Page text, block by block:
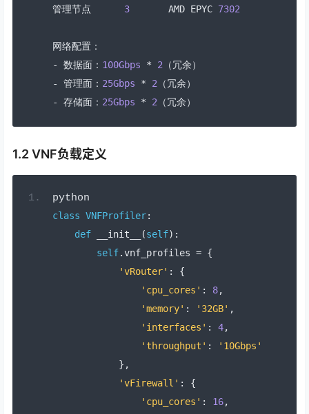
管理节点
3
       AMD EPYC
7302
网络配置：
-
数据面： 100Gbps * 2 （冗余）
-
管理面： 25Gbps * 2 （冗余）
-
存储面： 25Gbps * 2 （冗余）
1.2 VNF负载定义
python
class VNFProfiler:
def __init__ (self):
self.vnf_profiles = {
'vRouter' :
{
'cpu_cores' : 8,
'memory' : '32GB' ,
'interfaces' : 4,
'throughput' :
'10Gbps'
},
'vFirewall' :
{
'cpu_cores' : 16,